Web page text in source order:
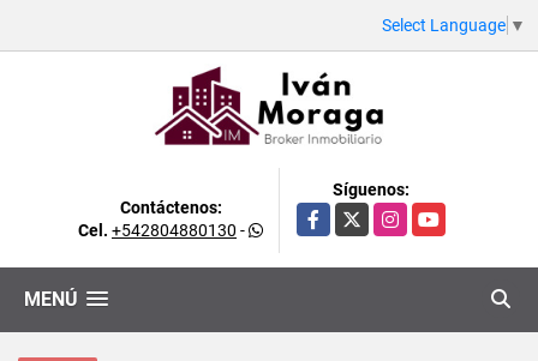
Select Language ▼
Contáctenos:
Cel. +542804880130 -
Síguenos:
Facebook
X InstagramYouTube
MENÚ